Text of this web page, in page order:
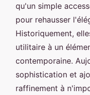
qu'un simple
pour rehausser
Historiquement,
utilitaire à un
contemporaine.
sophistication et
raffinement à